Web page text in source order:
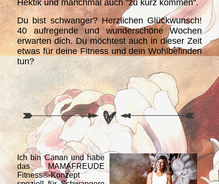
Hektik und manchmal auch "zu kurz kommen".
Du bist schwanger? Herzlichen Glückwunsch!
40 aufregende und wunderschöne Wochen
erwarten dich. Du möchtest auch in dieser Zeit
etwas für deine Fitness und dein Wohlbefinden
tun?
Ich bin Canan und habe
das MAMAFREUDE
Fitness®-Konzept